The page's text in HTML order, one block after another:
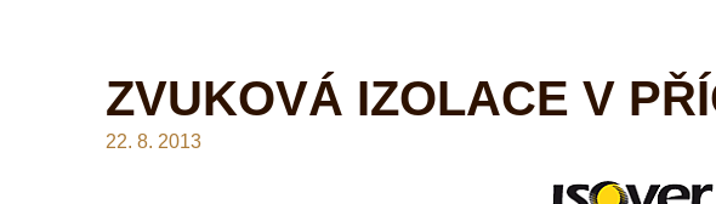
ZVUKOVÁ IZOLACE V
22. 8. 2013